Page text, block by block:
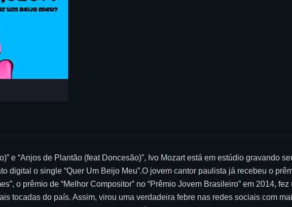
e “Anjos de Plantão (feat Doncesão)”, Ivo Mozart está em estúdio gravando
digital o single “Quer Um Beijo Meu”.O jovem cantor paulista já recebeu o
o prêmio de “Melhor Compositor” no “Prêmio Jovem Brasileiro” em 2014,
tocadas do país. Assim, virou uma verdadeira febre nas redes sociais com